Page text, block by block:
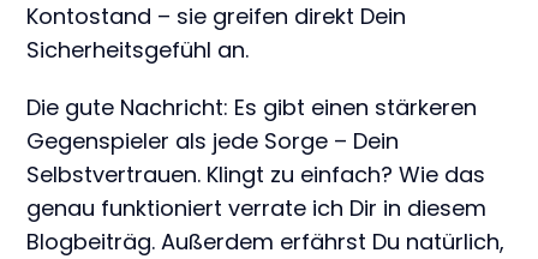
Kontostand – sie greifen direkt Dein
Sicherheitsgefühl an.
Die gute Nachricht: Es gibt einen stärkeren
Gegenspieler als jede Sorge – Dein
Selbstvertrauen. Klingt zu einfach? Wie das
genau funktioniert verrate ich Dir in diesem
Blogbeiträg. Außerdem erfährst Du natürlich,